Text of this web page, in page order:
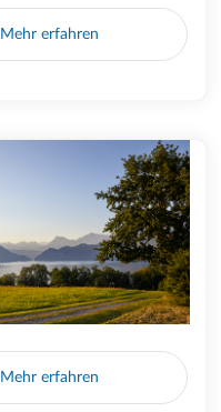
Mehr erfahren
Mehr erfahren